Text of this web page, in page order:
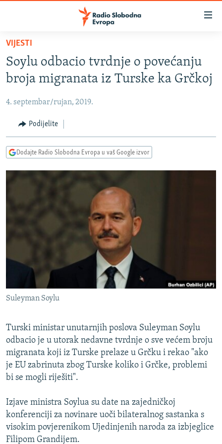
Pređite
glavni
sadržaj
Pređite
na
navigaciju
Pređite
na
VIJESTI
BOSNA I HERCEGOVINA
SRBIJA
KOSOVO
CRNA GORA
VIDEO
FOTOGALERIJE
PODCASTI
RAT U UKRAJINI
RSE PRIČE IZ SVIJETA
SPECIJALI RSE
VIŠE OD NASLOVA
GENOCID U SREBRENICI
POPLAVE I KLIZIŠTA U BIH 2024.
TV LIBERTY
POST SCRIPTUM
MOJA EVROPA
SVE KARTE DEJTONA
NASTANAK I RASPAD JUGOSLAVIJE
PRATITE NAS
Sve RFE/RL stranice
VIJESTI
Soylu odbacio tvrdnje o povećanju
broja migranata iz Turske ka Grčkoj
4. septembar/rujan, 2019.
Podijelite
Dodajte Radio Slobodna Evropa u vaš Google izvor
Suleyman Soylu
Turski ministar unutarnjih poslova Suleyman Soylu
odbacio je u utorak nedavne tvrdnje o sve većem broju
migranata koji iz Turske prelaze u Grčku i rekao "ako
je EU zabrinuta zbog Turske koliko i Grčke, problemi
bi se mogli riješiti".
Izjave ministra Soylua su date na zajedničkoj
konferenciji za novinare uoči bilateralnog sastanka s
visokim povjerenikom Ujedinjenih naroda za izbjeglice
Filipom Grandijem.